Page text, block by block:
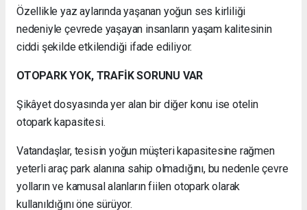
Özellikle yaz aylarında yaşanan yoğun ses kirliliği
nedeniyle çevrede yaşayan insanların yaşam kalitesinin
ciddi şekilde etkilendiği ifade ediliyor.
OTOPARK YOK, TRAFİK SORUNU VAR
Şikâyet dosyasında yer alan bir diğer konu ise otelin
otopark kapasitesi.
Vatandaşlar, tesisin yoğun müşteri kapasitesine rağmen
yeterli araç park alanına sahip olmadığını, bu nedenle çevre
yolların ve kamusal alanların fiilen otopark olarak
kullanıldığını öne sürüyor.